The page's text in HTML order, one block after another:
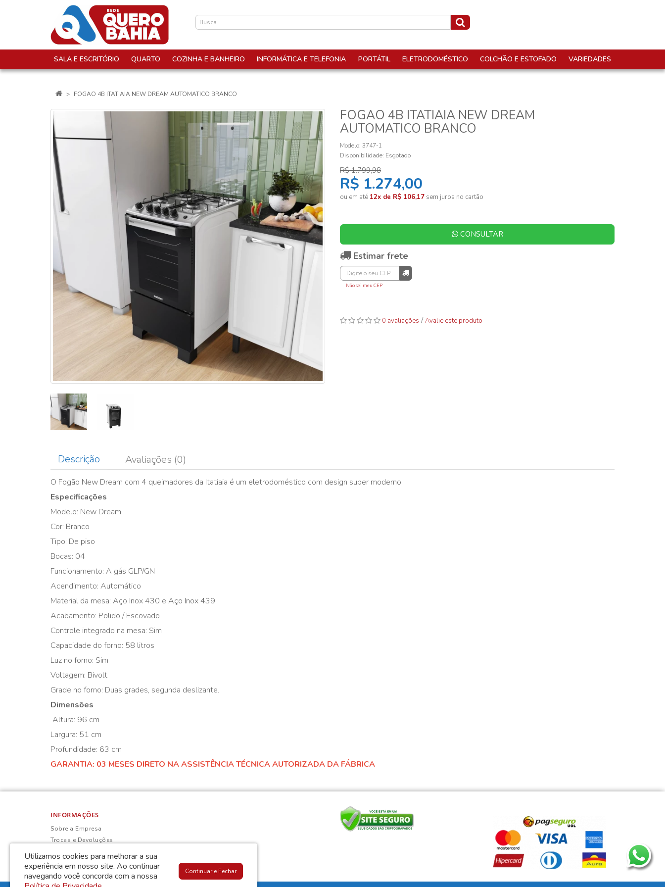
SALA E ESCRITÓRIO QUARTO COZINHA E BANHEIRO INFORMÁTICA E TELEFONIA PORTÁTIL ELETRODOMÉSTICO COLCHÃO E ESTOFADO VARIEDADES
FOGAO 4B ITATIAIA NEW DREAM AUTOMATICO BRANCO
FOGAO 4B ITATIAIA NEW DREAM
AUTOMATICO BRANCO
Modelo: 3747-1
Disponibilidade: Esgotado
R$ 1.799,98
R$ 1.274,00
ou em até 12x de R$ 106,17 sem juros no cartão
CONSULTAR
Estimar frete
Não sei meu CEP
0 avaliações /Avalie este produto
Descrição Avaliações (0)
O Fogão New Dream com 4 queimadores da Itatiaia é um eletrodoméstico com design super moderno.
Especificações
Modelo: New Dream
Cor: Branco
Tipo: De piso
Bocas: 04
Funcionamento: A gás GLP/GN
Acendimento: Automático
Material da mesa: Aço Inox 430 e Aço Inox 439
Acabamento: Polido / Escovado
Controle integrado na mesa: Sim
Capacidade do forno: 58 litros
Luz no forno: Sim
Voltagem: Bivolt
Grade no forno: Duas grades, segunda deslizante.
Dimensões
Altura: 96 cm
Largura: 51 cm
Profundidade: 63 cm
GARANTIA: 03 MESES DIRETO NA ASSISTÊNCIA TÉCNICA AUTORIZADA DA FÁBRICA
INFORMAÇÕES
Sobre a Empresa
Trocas e Devoluções
Termos & Condições
Utilizamos cookies para melhorar a sua
experiência em nosso site. Ao continuar
navegando você concorda com a nossa
Continuar e Fechar